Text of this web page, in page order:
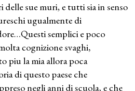
delle sue muri, e tutti sia in senso
ugualmente di
semplici e poco
cognizione svaghi,
piu la mia allora poca
di questo paese che
negli anni di scuola, e che